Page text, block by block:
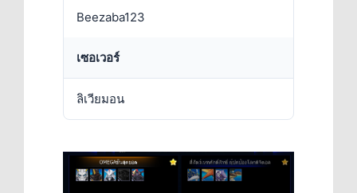
Beezaba123
เซอเวอร์
ลิเวียมอน